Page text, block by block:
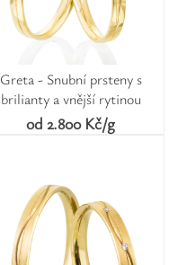
Greta - Snubní prsteny s
brilianty a vnější rytinou
od 2.800 Kč/g